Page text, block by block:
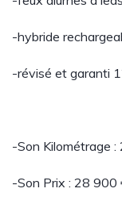
-hybride
-révisé et garanti
-Son Kilométrage
-Son Prix : 28 900